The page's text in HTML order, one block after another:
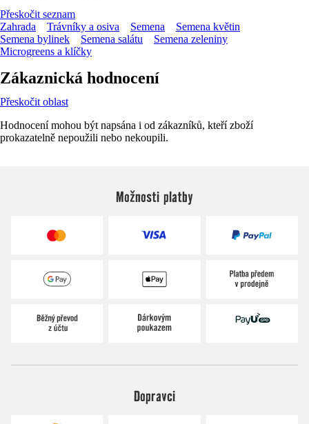
Přeskočit seznam
Zahrada
Trávníky a osiva Semena
Semena květin
Semena bylinek
Semena salátu
Semena zeleniny
Microgreens a klíčky
Zákaznická hodnocení
Přeskočit oblast
Hodnocení mohou být napsána i od zákazníků, kteří zboží
prokazatelně nepoužili nebo nekoupili.
Možnosti platby
Dopravci